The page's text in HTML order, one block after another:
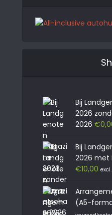
Bij
2026
2026 €
Bij
2026 met
€10,00
(A5-